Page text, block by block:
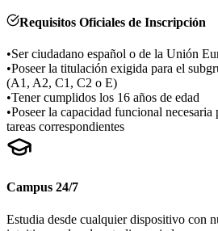
Requisitos Oficiales de Inscripción
•Ser ciudadano español o de la Unión
•Poseer la titulación exigida para el
(A1, A2, C1, C2 o E)
•Tener cumplidos los 16 años de edad
•Poseer la capacidad funcional necesaria
tareas correspondientes
Campus 24/7
Estudia desde cualquier dispositivo con